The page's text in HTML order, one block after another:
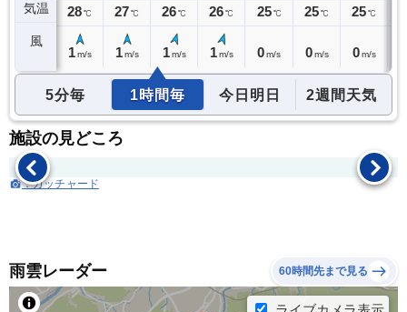
気温
風
28℃ 28℃
1 m/s
27℃
1 m/s
26℃
1 m/s
26℃
1 m/s
25 ℃
0m/s
25℃
0 m/s
25℃
0 m/s
5分毎 1時間毎 今日明日 2週間天気
施設の見どころ
：ガッチャード
雨雲レーダー 60時間先まで見る